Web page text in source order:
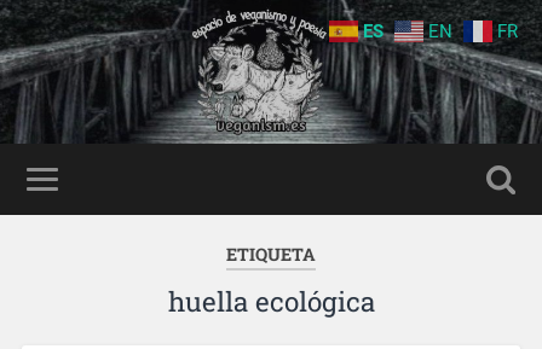
ETIQUETA
huella ecológica
ES EN FR